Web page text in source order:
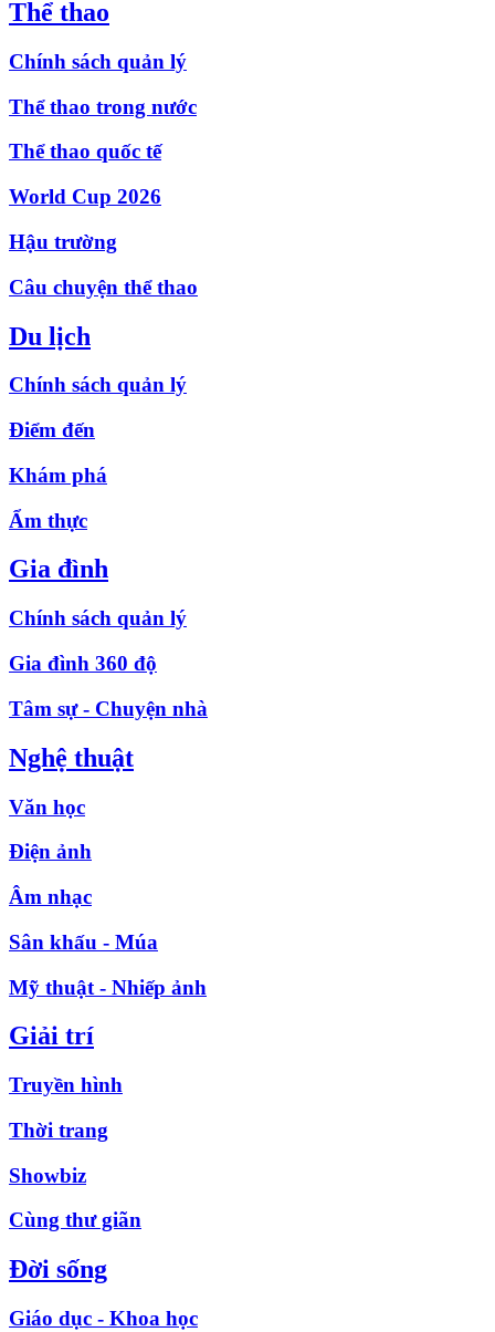
Thể thao
Chính sách quản lý
Thể thao trong nước
Thể thao quốc tế
World Cup 2026
Hậu trường
Câu chuyện thể thao
Du lịch
Chính sách quản lý
Điểm đến
Khám phá
Ẩm thực
Gia đình
Chính sách quản lý
Gia đình 360 độ
Tâm sự - Chuyện nhà
Nghệ thuật
Văn học
Điện ảnh
Âm nhạc
Sân khấu - Múa
Mỹ thuật - Nhiếp ảnh
Giải trí
Truyền hình
Thời trang
Showbiz
Cùng thư giãn
Đời sống
Giáo dục - Khoa học